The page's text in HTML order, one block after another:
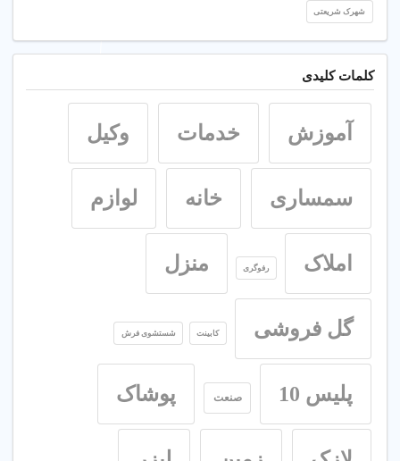
شهرک شریعتی
کلمات کلیدی
آموزش خدمات وکیل
سمساری خانه لوازم
املاک رفوگری منزل
گل فروشی کابینت شستشوی فرش
پلیس 10 صنعت پوشاک